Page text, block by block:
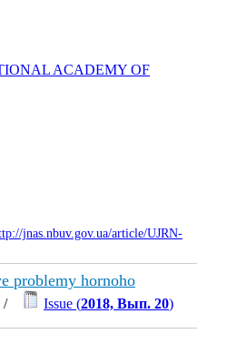
ACADEMY OF
jnas.nbuv.gov.ua/article/UJRN-
problemy hornoho
/ Issue (2018, Вып. 20)